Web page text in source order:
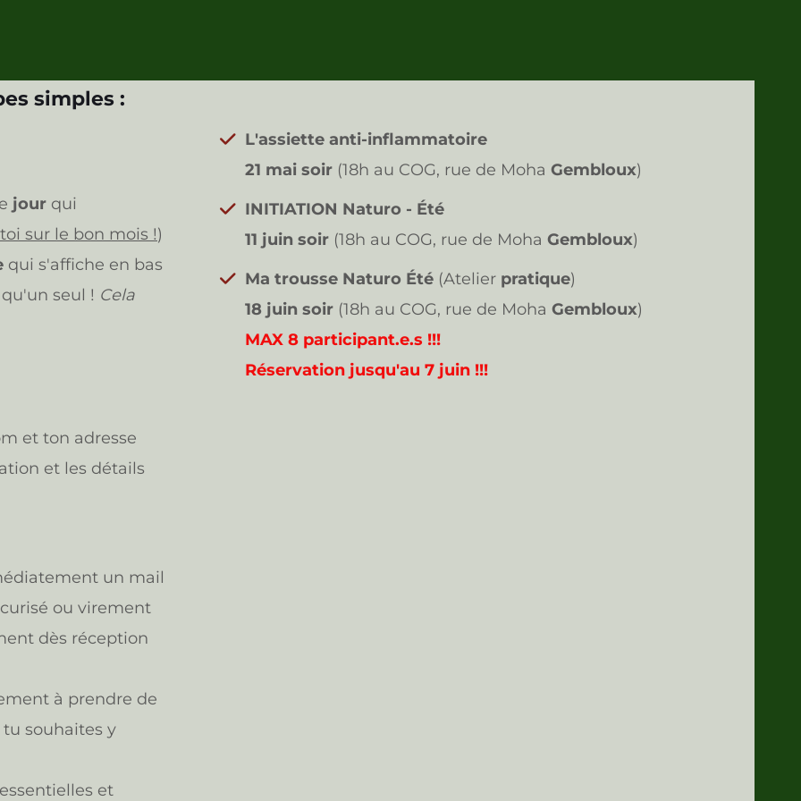
simples :
jour qui
sur le bon mois !)
qui s'affiche en bas
seul ! Cela
et ton adresse
et les détails
un mail
ou virement
dès réception
à prendre de
souhaites y
et
L'assiette anti-inflammatoire
21 mai soir (18h au COG, rue de Moha Gembloux)
INITIATION Naturo - Été
11 juin soir (18h au COG, rue de Moha Gembloux)
Ma trousse Naturo Été(Atelier pratique)
18 juin soir (18h au COG, rue de Moha Gembloux)
MAX 8 participant.e.s !!!
Réservation jusqu'au 7 juin !!!